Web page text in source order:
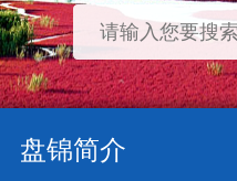
盘锦简介